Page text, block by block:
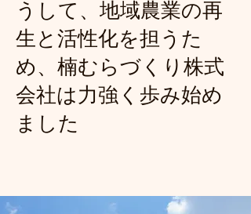
うして、地域農業の再
生と活性化を担うた
め、楠むらづくり株式
会社は力強く歩み始め
ました